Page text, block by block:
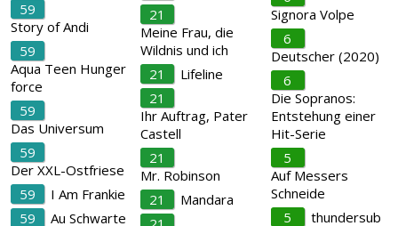
59
Story of Andi
59
Aqua Teen Hunger
force
59
Das Universum
59
Der XXL-Ostfriese
59
I Am Frankie
59
Au Schwarte
21
Meine Frau, die
Wildnis und ich
21
Lifeline
21
Ihr Auftrag, Pater
Castell
21
Mr. Robinson
21
Mandara
Signora Volpe
6
Deutscher (2020)
6
Die Sopranos:
Entstehung einer
Hit-Serie
5
Auf Messers
Schneide
5
thundersub